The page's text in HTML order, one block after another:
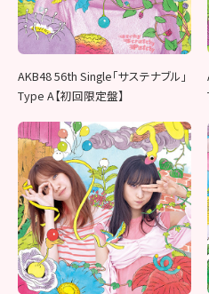
AKB48 56th Single「サステナブル」
Type A【初回限定盤】